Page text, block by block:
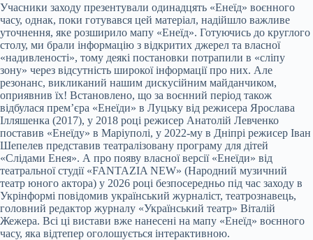
Учасники заходу презентували одинадцять «Енеїд» воєнного
часу, однак, поки готувався цей матеріал, надійшло важливе
уточнення, яке розширило мапу «Енеїд». Готуючись до круглого
столу, ми брали інформацію з відкритих джерел та власної
«надивленості», тому деякі постановки потрапили в «сліпу
зону» через відсутність широкої інформації про них. Але
резонанс, викликаний нашим дискусійним майданчиком,
оприявнив їх! Встановлено, що за воєнний період також
відбулася прем’єра «Енеїди» в Луцьку від режисера Ярослава
Ілляшенка (2017), у 2018 році режисер Анатолій Левченко
поставив «Енеїду» в Маріуполі, у 2022-му в Дніпрі режисер Іван
Шепелев представив театралізовану програму для дітей
«Слідами Енея». А про появу власної версії «Енеїди» від
театральної студії «FANTAZIA NEW» (Народний музичний
театр юного актора) у 2026 році безпосередньо під час заходу в
Укрінформі повідомив український журналіст, театрознавець,
головний редактор журналу «Український театр» Віталій
Жежера. Всі ці вистави вже нанесені на мапу «Енеїд» воєнного
часу, яка відтепер оголошується інтерактивною.